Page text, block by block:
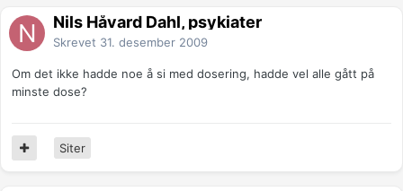
Nils Håvard Dahl, psykiater
Skrevet 31. desember 2009
Om det ikke hadde noe å si med dosering, hadde vel alle gått på
minste dose?
Siter